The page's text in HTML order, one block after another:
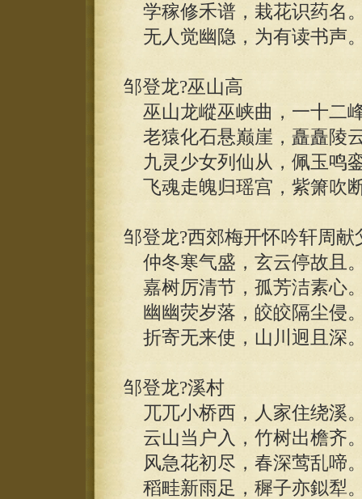
学稼修禾谱，栽花识药名
无人觉幽隐，为有读书声
邹登龙?巫山高
巫山龙嵷巫峡曲，一十二
老猿化石悬巅崖，矗矗陵
九灵少女列仙从，佩玉鸣
飞魂走魄归瑶宫，紫箫吹
邹登龙?西郊梅开怀吟轩周献
仲冬寒气盛，玄云停故且
嘉树厉清节，孤芳洁素心
幽幽荧岁落，皎皎隔尘侵
折寄无来使，山川迥且深
邹登龙?溪村
兀兀小桥西，人家住绕溪
云山当户入，竹树出檐齐
风急花初尽，春深莺乱啼
稻畦新雨足，穉子亦鉯犁